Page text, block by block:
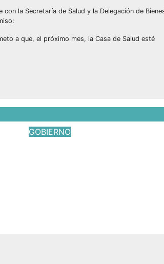
la Secretaría de Salud y la Delegación de
a que, el próximo mes, la Casa de Salud esté
GOBIERNO